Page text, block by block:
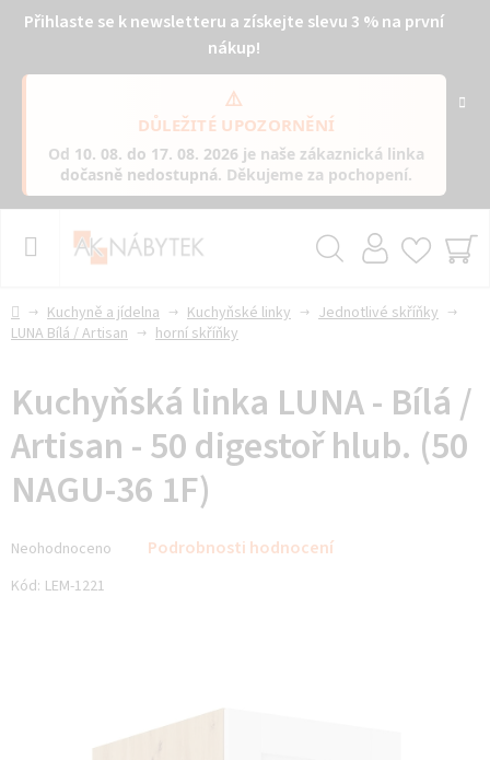
Přihlaste se k newsletteru a získejte slevu 3 % na první
nákup!
⚠️
DŮLEŽITÉ UPOZORNĚNÍ
Od 10. 08. do 17. 08. 2026 je naše zákaznická linka
dočasně nedostupná. Děkujeme za pochopení.
DomůKuchyně a jídelna Kuchyňské linky
Jednotlivé skříňky
LUNA Bílá / Artisan
horní skříňky
Kuchyňská linka LUNA - Bílá /
Artisan - 50 digestoř hlub. (50
NAGU-36 1F)
hodnocení
produktu
Neohodnoceno Podrobnosti hodnocení
Kód: LEM-1221